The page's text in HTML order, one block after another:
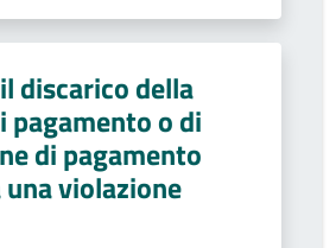
discarico della
pagamento o di
di pagamento
violazione